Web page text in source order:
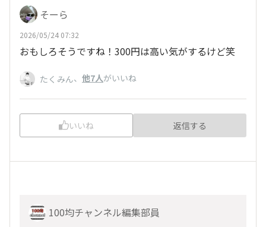
そーら
2026/05/24 07:32
おもしろそうですね！300円は高い気がするけど笑
たくみん、 他7人がいいね
いいね 返信する
100均チャンネル編集部員